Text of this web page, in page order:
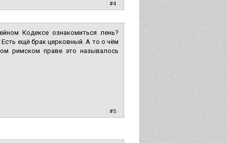
#4
Кодексе ознакомиться лень?
ещё брак церковный. А то о чём
римском праве это называлось
#5